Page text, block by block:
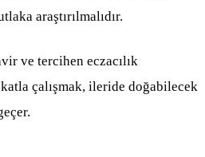
araştırılmalıdır.
ve tercihen eczacılık
çalışmak, ileride doğabilecek